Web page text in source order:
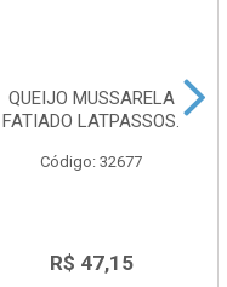
QUEIJO MUSSARELA
FATIADO LATPASSOS.
Código: 32677
R$ 47,15